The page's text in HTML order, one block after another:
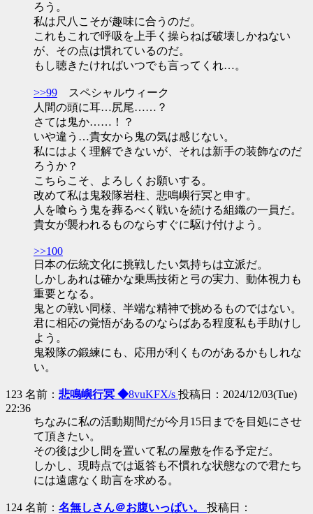
ろう。
私は尺八こそが趣味に合うのだ。
これもこれで呼吸を上手く操らねば破壊しかねない
が、その点は慣れているのだ。
もし聴きたければいつでも言ってくれ…。
>>99 スペシャルウィーク
人間の頭に耳…尻尾……？
さては鬼か……！？
いや違う…貴女から鬼の気は感じない。
私にはよく理解できないが、それは新手の装飾なのだ
ろうか？
こちらこそ、よろしくお願いする。
改めて私は鬼殺隊岩柱、悲鳴嶼行冥と申す。
人を喰らう鬼を葬るべく戦いを続ける組織の一員だ。
貴女が襲われるものならすぐに駆け付けよう。
>>100
日本の伝統文化に挑戦したい気持ちは立派だ。
しかしあれは確かな乗馬技術と弓の実力、動体視力も
重要となる。
鬼との戦い同様、半端な精神で挑めるものではない。
君に相応の覚悟があるのならばある程度私も手助けし
よう。
鬼殺隊の鍛練にも、応用が利くものがあるかもしれな
い。
123 名前： 悲鳴嶼行冥 ◆8vuKFX/s 投稿日：2024/12/03(Tue)
22:36
ちなみに私の活動期間だが今月15日までを目処にさせ
て頂きたい。
その後は少し間を置いて私の屋敷を作る予定だ。
しかし、現時点では返答も不慣れな状態なので君たち
には遠慮なく助言を求める。
124 名前： 名無しさん＠お腹いっぱい。 投稿日：